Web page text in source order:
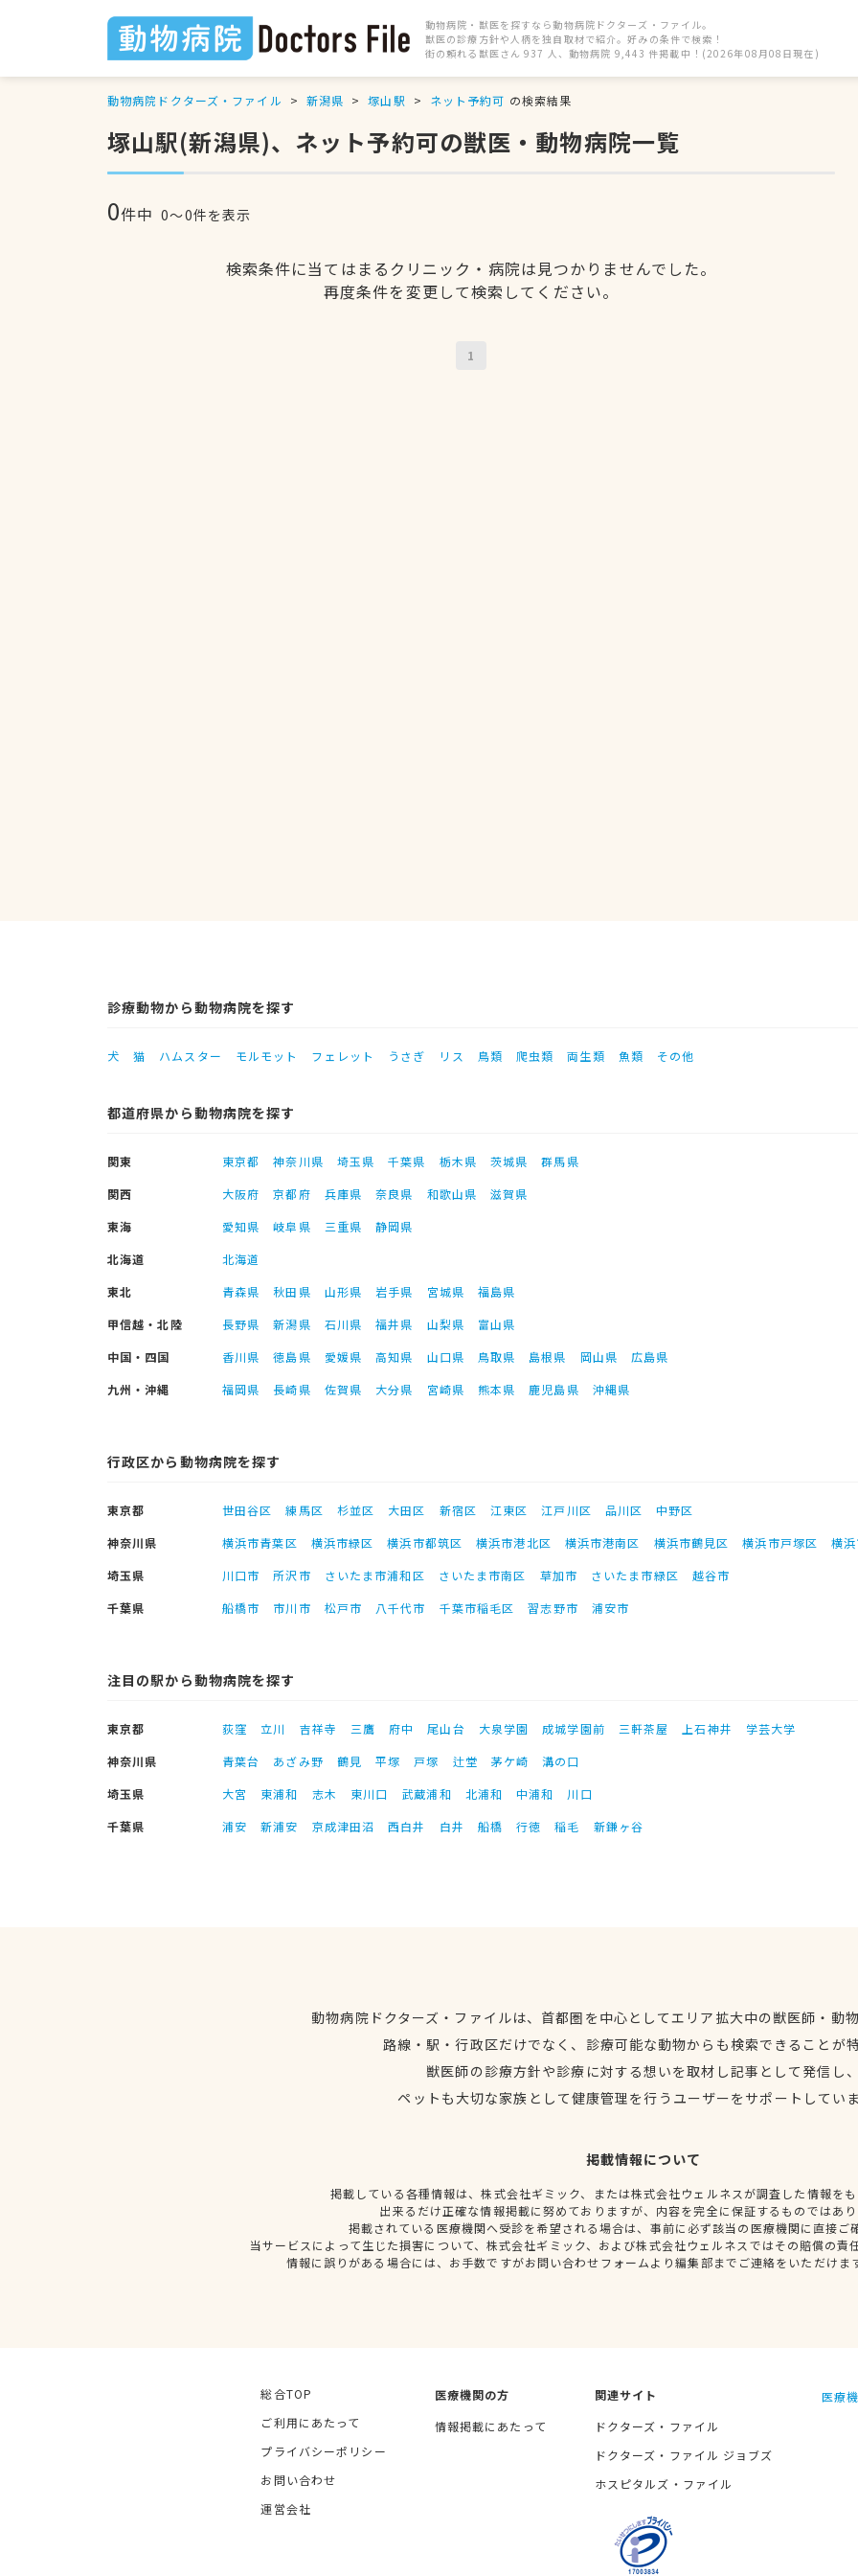
動物病院・獣医を探すなら動物病院ドクターズ・ファイル。
獣医の診療方針や人柄を独自取材で紹介。好みの条件で検索！
街の頼れる獣医さん 937 人、動物病院 9,443 件掲載中！(2026年08月08日現在)
動物病院ドクターズ・ファイル 新潟県 塚山駅 ネット予約可 の検索結果
塚山駅(新潟県)、ネット予約可の獣医・動物病院一覧
0件中 0〜0件を表示
検索条件に当てはまるクリニック・病院は見つかりませんでした。
再度条件を変更して検索してください。
1
診療動物から動物病院を探す
犬 猫 ハムスター モルモット フェレット うさぎ リス 鳥類 爬虫類 両生類 魚類 その他
都道府県から動物病院を探す
関東 東京都 神奈川県 埼玉県 千葉県 栃木県 茨城県
群馬県
関西
大阪府 京都府 兵庫県 奈良県 和歌山県
滋賀県
東海
愛知県 岐阜県 三重県
静岡県
北海道
北海道
東北
青森県 秋田県 山形県 岩手県 宮城県
福島県
甲信越・北陸
長野県 新潟県 石川県 福井県 山梨県
富山県
中国・四国
香川県 徳島県 愛媛県 高知県 山口県 鳥取県 島根県 岡山県
広島県
九州・沖縄
福岡県 長崎県 佐賀県 大分県 宮崎県 熊本県 鹿児島県 沖縄県
行政区から動物病院を探す
東京都 世田谷区 練馬区 杉並区 大田区 新宿区 江東区 江戸川区 品川区
中野区
神奈川県
横浜市青葉区 横浜市緑区 横浜市都筑区 横浜市港北区 横浜市港南区 横浜市鶴見区 横浜市戸塚区
横
埼玉県
川口市 所沢市 さいたま市浦和区 さいたま市南区 草加市 さいたま市緑区
越谷市
千葉県
船橋市 市川市 松戸市 八千代市 千葉市稲毛区 習志野市 浦安市
注目の駅から動物病院を探す
東京都 荻窪 立川 吉祥寺 三鷹 府中 尾山台 大泉学園 成城学園前 三軒茶屋 上石神井
学芸大学
神奈川県
青葉台 あざみ野 鶴見 平塚 戸塚 辻堂 茅ケ崎
溝の口
埼玉県
大宮 東浦和 志木 東川口 武蔵浦和 北浦和 中浦和
川口
千葉県
浦安 新浦安 京成津田沼 西白井 白井 船橋 行徳 稲毛 新鎌ヶ谷
動物病院ドクターズ・ファイルは、首都圏を中心としてエリア拡大中の獣医師・動
路線・駅・行政区だけでなく、診療可能な動物からも検索できることが
獣医師の診療方針や診療に対する想いを取材し記事として発信し
ペットも大切な家族として健康管理を行うユーザーをサポートしてい
掲載情報について
掲載している各種情報は、株式会社ギミック、または株式会社ウェルネスが調査した情報を
出来るだけ正確な情報掲載に努めておりますが、内容を完全に保証するものではあ
掲載されている医療機関へ受診を希望される場合は、事前に必ず該当の医療機関に直接ご
当サービスによって生じた損害について、株式会社ギミック、および株式会社ウェルネスではその賠償の責
情報に誤りがある場合には、お手数ですがお問い合わせフォームより編集部までご連絡をいただけま
総合TOP
ご利用にあたって
プライバシーポリシー
お問い合わせ
運営会社
医療機関の方
情報掲載にあたって
関連サイト
ドクターズ・ファイル
ドクターズ・ファイル ジョブズ
ホスピタルズ・ファイル
医療